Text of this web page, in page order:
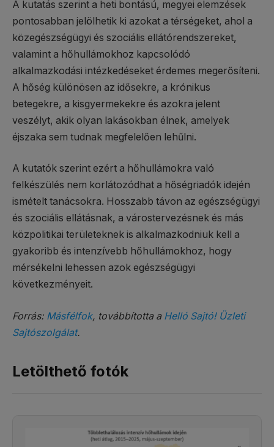
A kutatás szerint a heti bontású, megyei elemzések
pontosabban jelölhetik ki azokat a térségeket, ahol a
közegészségügyi és szociális ellátórendszereket,
valamint a hőhullámokhoz kapcsolódó
alkalmazkodási intézkedéseket érdemes megerősíteni.
A hőség különösen az idősekre, a krónikus
betegekre, a kisgyermekekre és azokra jelent
veszélyt, akik olyan lakásokban élnek, amelyek
éjszaka sem tudnak megfelelően lehűlni.
A kutatók szerint ezért a hőhullámokra való
felkészülés nem korlátozódhat a hőségriadók idején
ismételt tanácsokra. Hosszabb távon az egészségügyi
és szociális ellátásnak, a várostervezésnek és más
közpolitikai területeknek is alkalmazkodniuk kell a
gyakoribb és intenzívebb hőhullámokhoz, hogy
mérsékelni lehessen azok egészségügyi
következményeit.
Forrás: Másfélfok, továbbította a Helló Sajtó! Üzleti
Sajtószolgálat.
Letölthető fotók